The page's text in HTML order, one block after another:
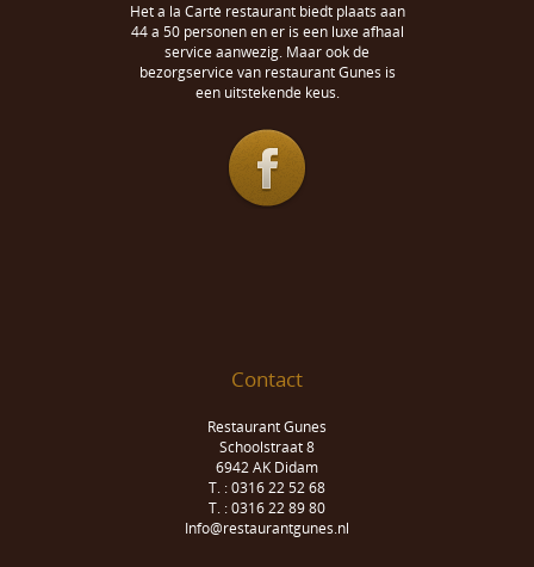
Het a la Carté restaurant biedt plaats aan
44 a 50 personen en er is een luxe afhaal
service aanwezig. Maar ook de
bezorgservice van restaurant Gunes is
een uitstekende keus.
Contact
Restaurant Gunes
Schoolstraat 8
6942 AK Didam
T. : 0316 22 52 68
T. : 0316 22 89 80
Info@restaurantgunes.nl